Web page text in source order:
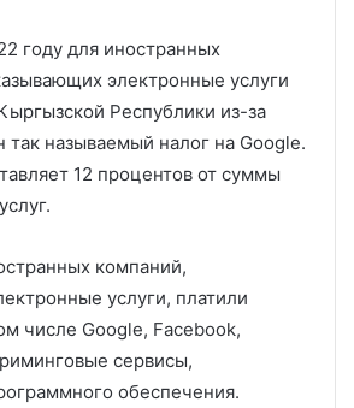
году для иностранных
электронные услуги
Республики из-за
так называемый налог на Google.
12 процентов от суммы
компаний,
услуги, платили
числе Google, Facebook,
сервисы,
обеспечения.